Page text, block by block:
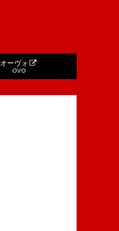
オーヴォ
OVO